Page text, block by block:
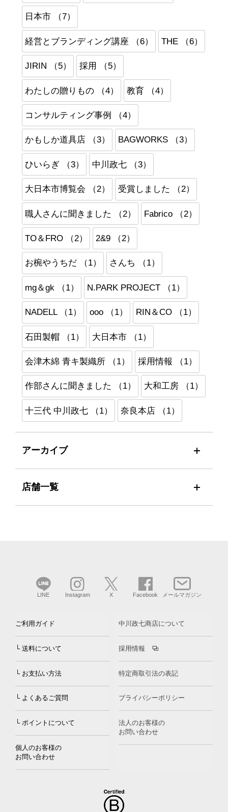
日本市 （7）
経営とブランディング講座 （6） THE （6）
JIRIN （5） 採用 （5）
わたしの贈りもの （4） 教育 （4）
コンサルティング事例 （4）
かもしか道具店 （3） BAGWORKS （3）
ひいらぎ （3） 中川政七 （3）
大日本市博覧会 （2） 受賞しました （2）
職人さんに聞きました （2） Fabrico （2）
TO＆FRO （2） 2&9 （2）
お椀やうちだ （1） さんち （1）
mg＆gk （1） N.PARK PROJECT （1）
NADELL （1） ooo （1） RIN＆CO （1）
石田製帽 （1） 大日本市 （1）
会津木綿 青キ製織所 （1） 採用情報 （1）
作部さんに聞きました （1） 大和工房 （1）
十三代 中川政七 （1） 奈良本店 （1）
アーカイブ
店舗一覧
LINE Instagram X Facebook メールマガジン
ご利用ガイド
└ 送料について
└ お支払い方法
└ よくあるご質問
└ ポイントについて
個人のお客様の
お問い合わせ
中川政七商店について
採用情報
特定商取引法の表記
プライバシーポリシー
法人のお客様の
お問い合わせ